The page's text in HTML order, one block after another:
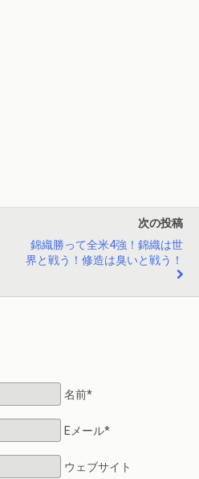
次の投稿
錦織勝って全米4強！錦織は世
界と戦う！修造は臭いと戦う！
名前*
Eメール*
ウェブサイト